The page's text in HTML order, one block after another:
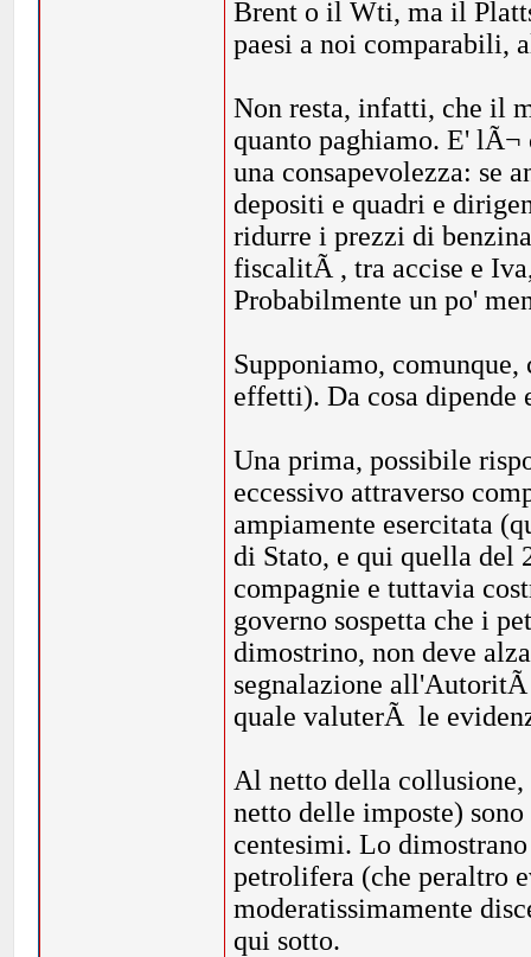
Brent o il Wti, ma il
paesi a noi comparabili,
Non resta, infatti, che il
quanto paghiamo. E' lÃ¬
una consapevolezza: se
depositi e quadri e
ridurre i prezzi di
fiscalitÃ , tra accise e
Probabilmente un po'
Supponiamo,
effetti). Da cosa dipende
Una prima, possibile
eccessivo attraverso
ampiamente esercitata
di Stato, e qui quella del
compagnie e tuttavia
governo sospetta che i
dimostrino, non deve
segnalazione
quale valuterÃ le
Al netto della
netto delle imposte)
centesimi. Lo
petrolifera (che peraltro
moderatissimamente
qui sotto.